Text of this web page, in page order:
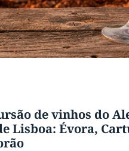
de vinhos do
Lisboa: Évora,